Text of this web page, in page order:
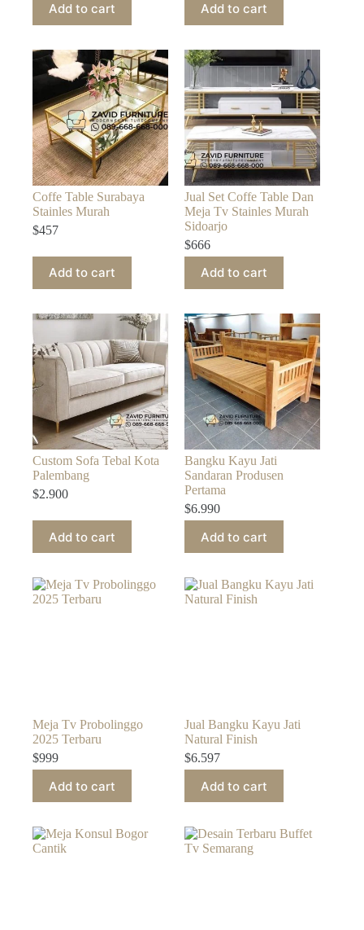
Add to cart Add to cart
Coffe Table Surabaya
Stainles Murah
$457
Add to cart
Jual Set Coffe Table Dan
Meja Tv Stainles Murah
Sidoarjo
$666
Add to cart
Custom Sofa Tebal Kota
Palembang
$2.900
Add to cart
Bangku Kayu Jati
Sandaran Produsen
Pertama
$6.990
Add to cart
Meja Tv Probolinggo
2025 Terbaru
$999
Add to cart
Jual Bangku Kayu Jati
Natural Finish
$6.597
Add to cart